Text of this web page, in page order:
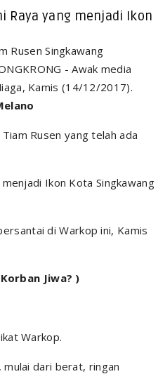
Raya yang menjadi Ikon
- Awak media
Kamis (14/12/2017).
Rusen yang telah ada
Ikon Kota Singkawang
di Warkop ini, Kamis
Jiwa? )
Warkop.
mulai dari berat, ringan